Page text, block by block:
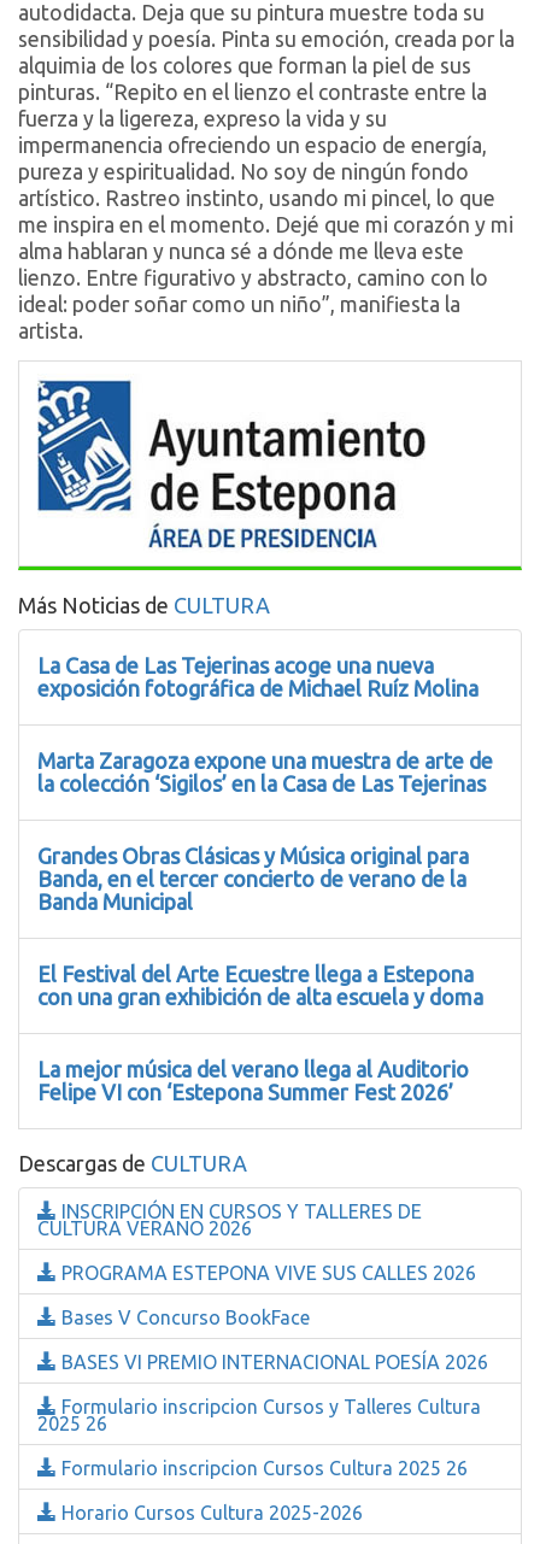
autodidacta. Deja que su pintura muestre toda su
sensibilidad y poesía. Pinta su emoción, creada por la
alquimia de los colores que forman la piel de sus
pinturas. “Repito en el lienzo el contraste entre la
fuerza y la ligereza, expreso la vida y su
impermanencia ofreciendo un espacio de energía,
pureza y espiritualidad. No soy de ningún fondo
artístico. Rastreo instinto, usando mi pincel, lo que
me inspira en el momento. Dejé que mi corazón y mi
alma hablaran y nunca sé a dónde me lleva este
lienzo. Entre figurativo y abstracto, camino con lo
ideal: poder soñar como un niño”, manifiesta la
artista.
Más Noticias de CULTURA
La Casa de Las Tejerinas acoge una nueva
exposición fotográfica de Michael Ruíz Molina
Marta Zaragoza expone una muestra de arte de
la colección ‘Sigilos’ en la Casa de Las Tejerinas
Grandes Obras Clásicas y Música original para
Banda, en el tercer concierto de verano de la
Banda Municipal
El Festival del Arte Ecuestre llega a Estepona
con una gran exhibición de alta escuela y doma
La mejor música del verano llega al Auditorio
Felipe VI con ‘Estepona Summer Fest 2026’
Descargas de CULTURA
INSCRIPCIÓN EN CURSOS Y TALLERES DE
CULTURA VERANO 2026
PROGRAMA ESTEPONA VIVE SUS CALLES 2026
Bases V Concurso BookFace
BASES VI PREMIO INTERNACIONAL POESÍA 2026
Formulario inscripcion Cursos y Talleres Cultura
2025 26
Formulario inscripcion Cursos Cultura 2025 26
Horario Cursos Cultura 2025-2026